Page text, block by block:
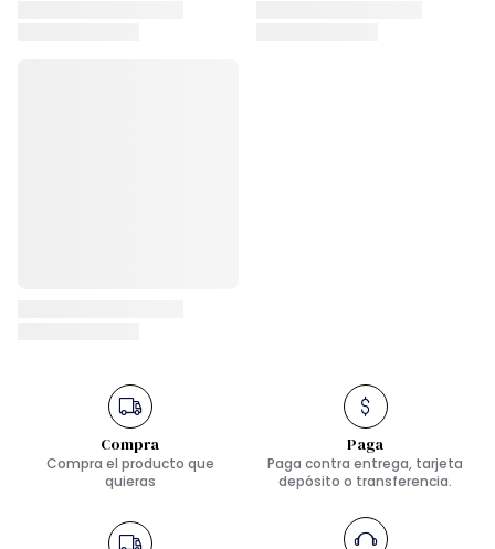
Compra
Compra el producto que
quieras
Paga
Paga contra entrega, tarjeta
depósito o transferencia.